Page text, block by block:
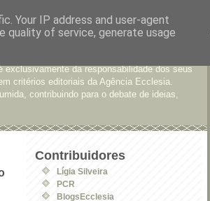
da responsabilidade dos seus
critérios editoriais da Agência Ecclesia.
contribuindo para o debate de ideias,
Contribuidores
Lígia Silveira
PCR
BlogsEcclesia
Your IP address and user-agent
quality of service, generate usage